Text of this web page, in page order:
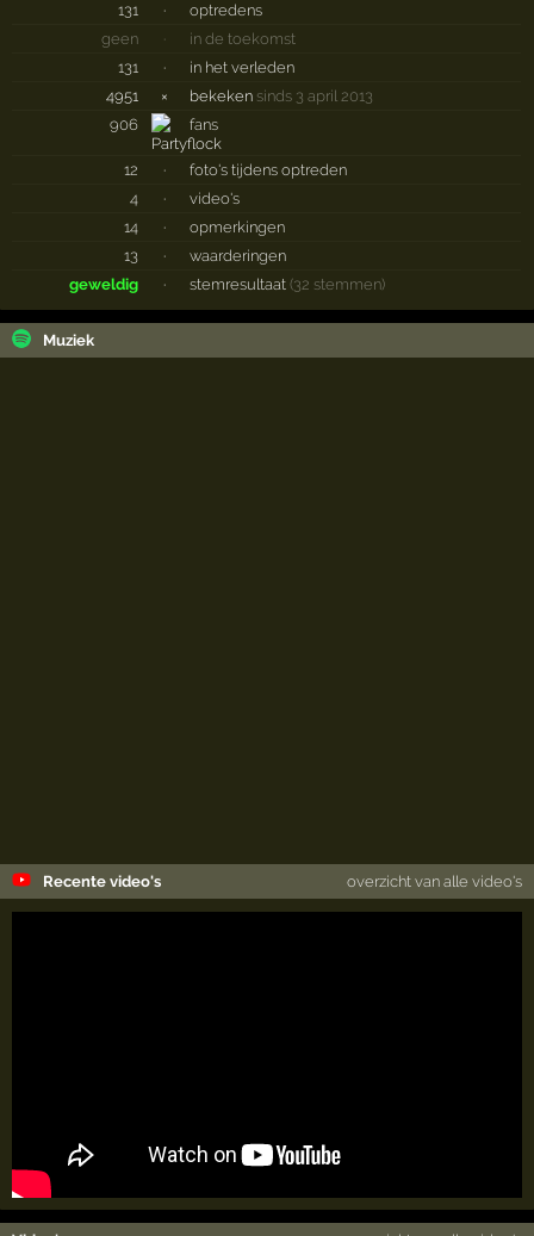
131 ·
optredens
geen
·
in de toekomst
131
·
in het verleden
4951
× bekeken sinds 3 april 2013
906
fans
12 ·
foto's tijdens optreden
4
·
video's
14
·
opmerkingen
13
·
waarderingen
geweldig
· stemresultaat (32 stemmen)
Muziek
Recente video's overzicht van alle video's